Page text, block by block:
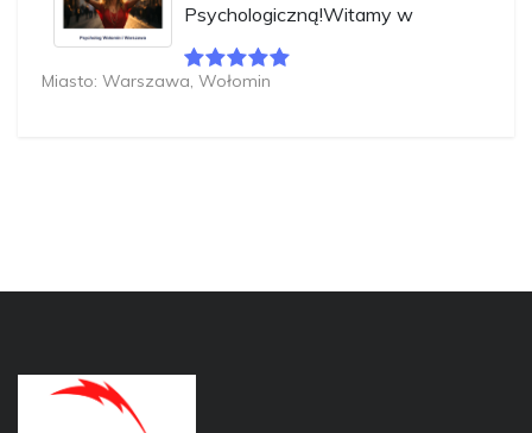
Psychologiczną!Witamy w
Miasto: Warszawa, Wołomin